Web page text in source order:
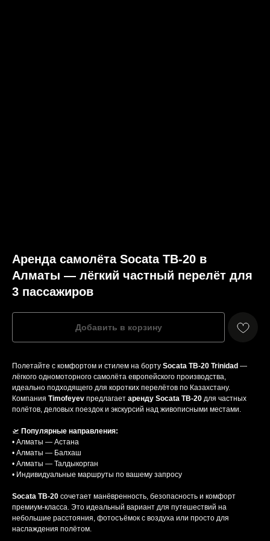
Аренда самолёта Socata TB-20 в
Алматы — лёгкий частный перелёт для
3 пассажиров
Добавить в корзину
Полетайте с комфортом и стилем на борту Socata TB-20 Trinidad —
лёгкого одномоторного самолёта европейского производства,
идеально подходящего для коротких перелётов по Казахстану.
Компания Timofeyev предлагает аренду Socata TB-20 для частных
полётов, деловых поездок и экскурсий над живописными местами.
🛫 Популярные направления:
• Алматы — Астана
• Алматы — Балхаш
• Алматы — Талдыкорган
• Индивидуальные маршруты по вашему запросу
Socata TB-20 сочетает манёвренность, безопасность и комфорт
премиум-класса. Это идеальный вариант для путешествий на
небольшие расстояния, фотосъёмок с воздуха или просто для
наслаждения полётом.